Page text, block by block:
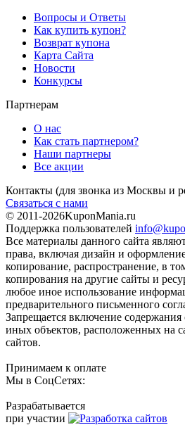
Вопросы и Ответы
Как купить купон?
Возврат купона
Карта Сайта
Новости
Конкурсы
Партнерам
О нас
Как стать партнером?
Наши партнеры
Все акции
Контакты (для звонка из Москвы и
Связаться с нами
© 2011-2026KuponMania.ru
Поддержка пользователей
Все материалы данного сайта
права, включая дизайн и
копирование, распространение, в
копирования на другие сайты и
любое иное использование
предварительного письменного
Запрещается включение содержания
иных объектов, расположенных на
сайтов.
Принимаем к оплате
Мы в СоцСетях:
Разрабатывается
при участии